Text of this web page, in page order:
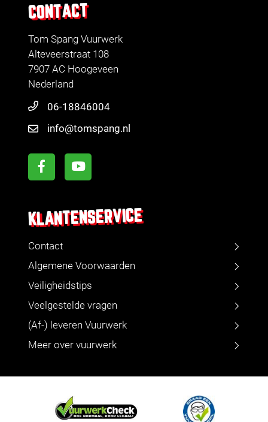
CONTACT
Tom Spang Vuurwerk
Alteveerstraat 108
7907 AC Hoogeveen
Nederland
06-18846004
info@tomspang.nl
KLANTENSERVICE
Contact
Algemene Voorwaarden
Veiligheidstips
Veelgestelde vragen
(Af-) leveren Vuurwerk
Meer over vuurwerk